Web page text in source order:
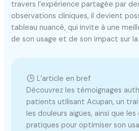
travers l’expérience partagée par
observations cliniques, il devient
tableau nuancé, qui invite à une
de son usage et de son impact sur
L’article en bref
Découvrez les témoignages
patients utilisant Acupan, un
les douleurs aigües, ainsi que les
pratiques pour optimiser son